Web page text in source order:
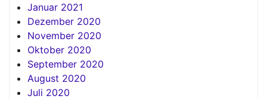
Januar 2021
Dezember 2020
November 2020
Oktober 2020
September 2020
August 2020
Juli 2020